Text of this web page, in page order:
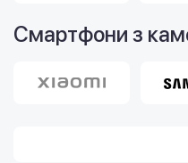
Смартфони з